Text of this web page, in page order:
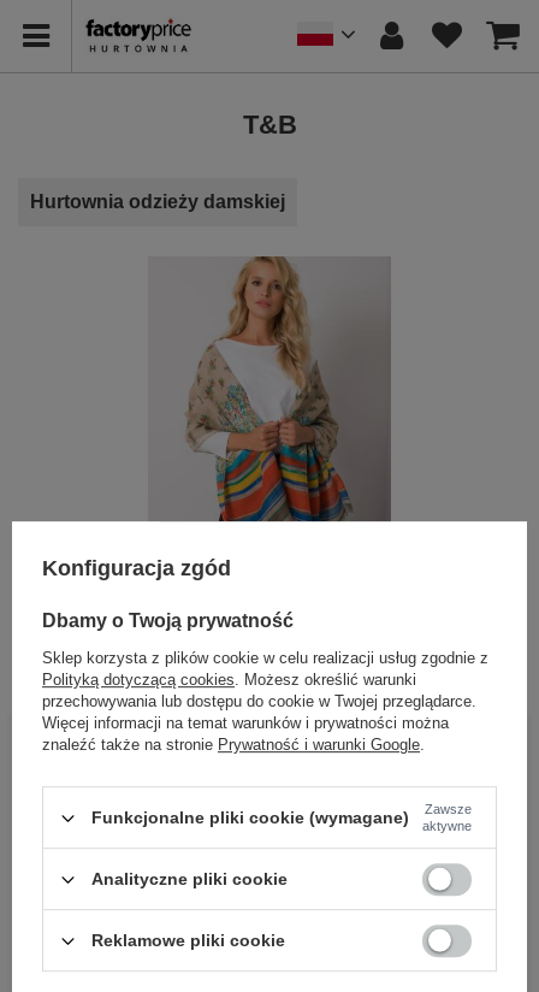
T&B
Hurtownia odzieży damskiej
Beżowa chusta z wiskozy we wzory
BĄDŹ BLISKO NAS
OBSŁUGA KLIENTA HURTOWNI
FACTORYPRICE
Konfiguracja zgód
Dbamy o Twoją prywatność
Sklep korzysta z plików cookie w celu realizacji usług zgodnie z
Polityką dotyczącą cookies. Możesz określić warunki
przechowywania lub dostępu do cookie w Twojej przeglądarce.
Więcej informacji na temat warunków i prywatności można
znaleźć także na stronie Prywatność i warunki Google.
Funkcjonalne pliki cookie (wymagane)
Zawsze
aktywne
Analityczne pliki cookie
Reklamowe pliki cookie